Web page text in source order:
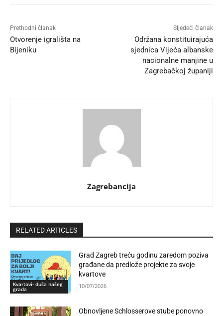
Prethodni članak
Otvorenje igrališta na
Bijeniku
Sljedeći članak
Održana konstituirajuća
sjednica Vijeća albanske
nacionalne manjine u
Zagrebačkoj županiji
Zagrebancija
RELATED ARTICLES
Kvartovi- duša našeg
grada
Grad Zagreb treću godinu zaredom poziva
građane da predlože projekte za svoje
kvartove
10/07/2026
Obnovljene Schlosserove stube ponovno